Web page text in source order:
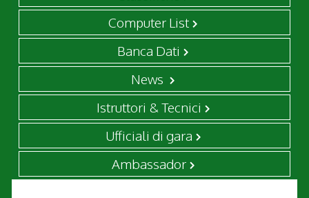
Computer List
Banca Dati
News
Istruttori & Tecnici
Ufficiali di gara
Ambassador